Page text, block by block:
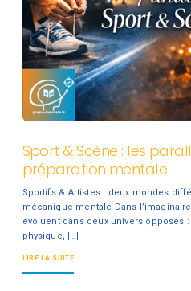
Sport & Scène : les
préparation mentale
Sportifs & Artistes : deux mondes
mécanique mentale Dans
évoluent dans deux univers opposés
physique, […]
LIRE LA SUITE